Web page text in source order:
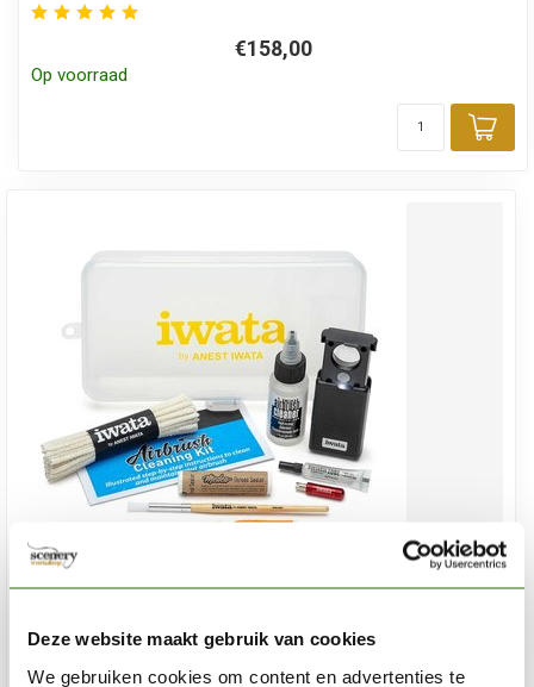
Deze website maakt gebruik van cookies
We gebruiken cookies om content en advertenties te
€158,00
Op voorraad
Cleaning Kit - CL100